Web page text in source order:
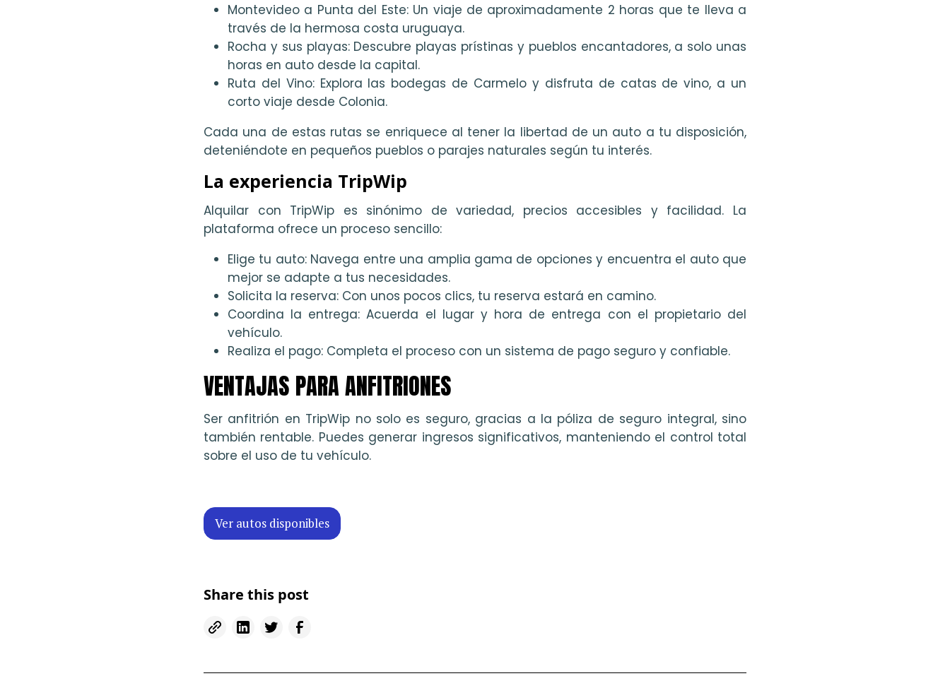
Montevideo a Punta del Este: Un viaje de aproximadamente 2 horas que te lleva a
través de la hermosa costa uruguaya.
Rocha y sus playas: Descubre playas prístinas y pueblos encantadores, a solo unas
horas en auto desde la capital.
Ruta del Vino: Explora las bodegas de Carmelo y disfruta de catas de vino, a un
corto viaje desde Colonia.
Cada una de estas rutas se enriquece al tener la libertad de un auto a tu disposición,
deteniéndote en pequeños pueblos o parajes naturales según tu interés.
La experiencia TripWip
Alquilar con TripWip es sinónimo de variedad, precios accesibles y facilidad. La
plataforma ofrece un proceso sencillo:
Elige tu auto: Navega entre una amplia gama de opciones y encuentra el auto que
mejor se adapte a tus necesidades.
Solicita la reserva: Con unos pocos clics, tu reserva estará en camino.
Coordina la entrega: Acuerda el lugar y hora de entrega con el propietario del
vehículo.
Realiza el pago: Completa el proceso con un sistema de pago seguro y confiable.
VENTAJAS PARA ANFITRIONES
Ser anfitrión en TripWip no solo es seguro, gracias a la póliza de seguro integral, sino
también rentable. Puedes generar ingresos significativos, manteniendo el control total
sobre el uso de tu vehículo.
Ver autos disponibles
Share this post